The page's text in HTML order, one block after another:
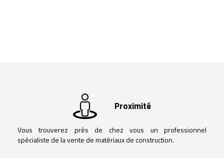
Proximité
Vous trouverez près de chez vous un professionnel
spécialiste de la vente de matériaux de construction.